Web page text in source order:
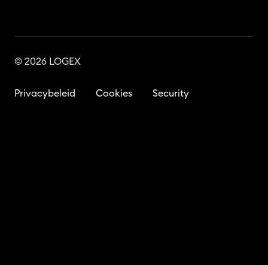
© 2026 LOGEX
Privacybeleid Cookies Security